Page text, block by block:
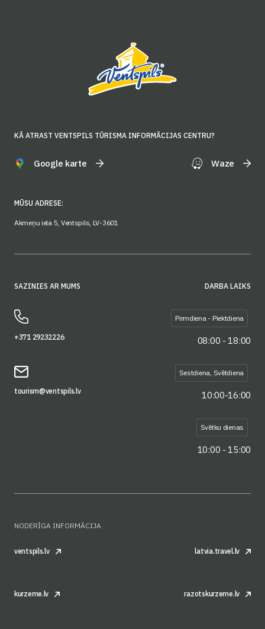
KĀ ATRAST VENTSPILS TŪRISMA INFORMĀCIJAS CENTRU?
Google karte Waze
MŪSU ADRESE:
Akmeņu iela 5, Ventspils, LV-3601
SAZINIES AR MUMS
+371 29232226
tourism@ventspils.lv
DARBA LAIKS
Pirmdiena - Piektdiena
08:00 - 18:00
Sestdiena, Svētdiena
10:00-16:00
Svētku dienas
10:00 - 15:00
NODERĪGA INFORMĀCIJA
ventspils.lv latvia.travel.lv
kurzeme.lv razotskurzeme.lv